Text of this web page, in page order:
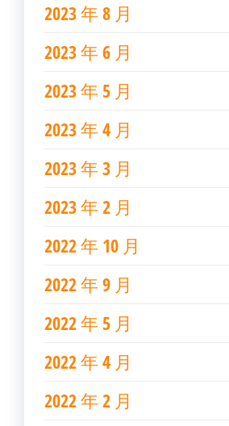
2023 年 8 月
2023 年 6 月
2023 年 5 月
2023 年 4 月
2023 年 3 月
2023 年 2 月
2022 年 10 月
2022 年 9 月
2022 年 5 月
2022 年 4 月
2022 年 2 月